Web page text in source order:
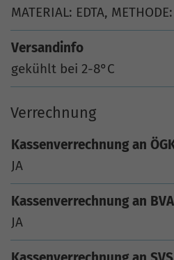
MATERIAL: EDTA,
Versandinfo
gekühlt bei 2-8°C
Verrechnung
Kassenverrechnung an
JA
Kassenverrechnung an
JA